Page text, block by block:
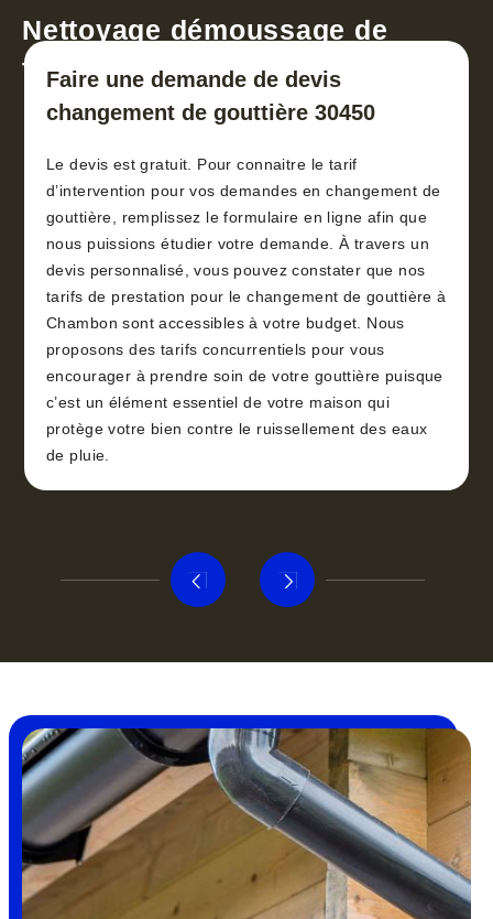
Nettoyage démoussage de
toiture 30
Faire une demande de devis
changement de gouttière 30450
Le devis est gratuit. Pour connaitre le tarif
d’intervention pour vos demandes en changement de
gouttière, remplissez le formulaire en ligne afin que
nous puissions étudier votre demande. À travers un
devis personnalisé, vous pouvez constater que nos
tarifs de prestation pour le changement de gouttière à
Chambon sont accessibles à votre budget. Nous
proposons des tarifs concurrentiels pour vous
encourager à prendre soin de votre gouttière puisque
c’est un élément essentiel de votre maison qui
protège votre bien contre le ruissellement des eaux
de pluie.